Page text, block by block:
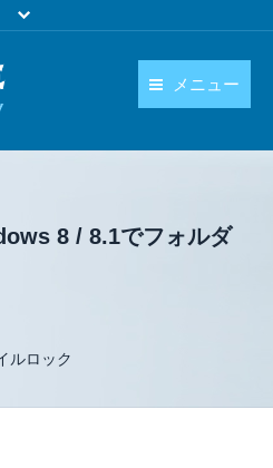
メニュー
お問い合わせ
日本語
8 / 8.1でフォルダ
ルロック